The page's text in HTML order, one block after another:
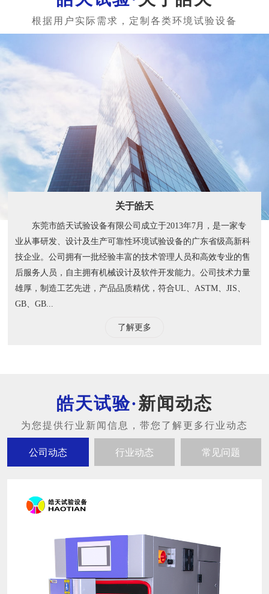
关于皓天
东莞市皓天试验设备有限公司成立于2013年7月，是一家专
业从事研发、设计及生产可靠性环境试验设备的广东省级高新科
技企业。公司拥有一批经验丰富的技术管理人员和高效专业的售
后服务人员，自主拥有机械设计及软件开发能力。公司技术力量
雄厚，制造工艺先进，产品品质精优，符合UL、ASTM、JIS、
GB、GB...
了解更多
新闻动态
公司动态 行业动态 常见问题